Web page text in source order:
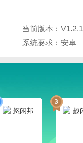
当前版本：V1.2.1
系统要求：安卓
3